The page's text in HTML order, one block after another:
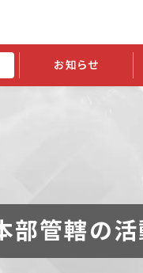
JATI
資格の
お知らせ
スポンサー・
指導者検索ご利
認定資格および
部管轄の活